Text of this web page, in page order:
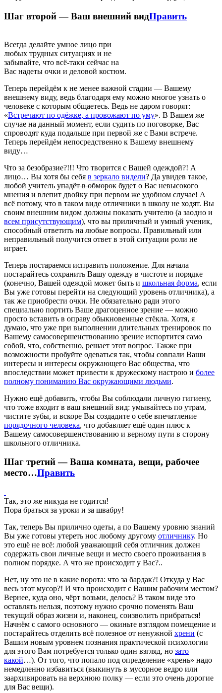
Шаг второй — Ваш внешний видПравить
Всегда делайте умное лицо при
любых трудных ситуациях и не
забывайте, что всё-таки сейчас на
Вас надеты очки и деловой костюм.
Теперь перейдём к не менее важной стадии — Вашему
внешнему виду, ведь благодаря ему можно многое узнать о
человеке с которым общаетесь. Ведь не даром говорят:
«Встречают по одёжке, а провожают по уму». В Вашем же
случае на данный момент, если судить по поговорке, Вас
спроводят куда подальше при первой же с Вами встрече.
Теперь перейдём непосредственно к Вашему внешнему
виду…
Что за безобразие?!!! Что творится с Вашей одеждой?! А
лицо… Вы хотя бы себя в зеркало видели? Да увидев такое,
любой учитель упадёт в обморок будет о Вас невысокого
мнения и влепит двойку при первом же удобном случае! А
всё потому, что в таком виде отличники в школу не ходят. Вы
своим внешним видом должны показать учителю (а заодно и
всем присутствующим), что вы приличный и умный ученик,
способный ответить на любые вопросы. Правильный или
неправильный получится ответ в этой ситуации роли не
играет.
Теперь постараемся исправить положение. Для начала
постарайтесь сохранить Вашу одежду в чистоте и порядке
(конечно, Вашей одеждой может быть и школьная форма, если
Вы уже готовы перейти на следующий уровень отличника), а
так же приобрести очки. Не обязательно ради этого
специально портить Ваше драгоценное зрение — можно
просто вставить в оправу обыкновенные стёкла. Хотя, я
думаю, что уже при выполнении длительных тренировок по
Вашему самосовершенствованию зрение испортится само
собой, что, собственно, решает этот вопрос. Также при
возможности пробуйте одеваться так, чтобы совпали Ваши
интересы и интересы окружающего Вас общества, что
впоследствии может привести к дружескому настрою и более
полному пониманию Вас окружающими людьми.
Нужно ещё добавить, чтобы Вы соблюдали личную гигиену,
что тоже входит в ваш внешний вид: умывайтесь по утрам,
чистите зубы, и вскоре Вы создадите о себе впечатление
порядочного человека, что добавляет ещё один плюс к
Вашему самосовершенствованию и верному пути в сторону
школьного отличника.
Шаг третий — Ваша комната, вещи, рабочее
место…Править
Так, это же никуда не годится!
Пора браться за уроки и за швабру!
Так, теперь Вы прилично одеты, а по Вашему уровню знаний
Вы уже готовы утереть нос любому другому отличнику. Но
это ещё не всё: любой уважающий себя отличник должен
содержать свои личные вещи и место своего проживания в
полном порядке. А что же происходит у Вас?..
Нет, ну это не в какие ворота: что за бардак?! Откуда у Вас
весь этот мусор?! И что происходит с Вашим рабочим местом?
Вернее, куда оно, чёрт возьми, делось? В таком виде это
оставлять нельзя, поэтому нужно срочно поменять Ваш
текущий образ жизни и, наконец, соизволить прибраться!
Начнём с самого основного — окиньте взглядом помещение и
постарайтесь отделить всё полезное от ненужной хрени (с
Вашим новым уровнем познания практической психологии
для этого Вам потребуется только один взгляд, но зато
какой…). От того, что попало под определение «хрень» надо
немедленно избавиться (выкинуть в мусорное ведро или
заархивировать на верхнюю полку — если это очень дорогие
для Вас вещи).